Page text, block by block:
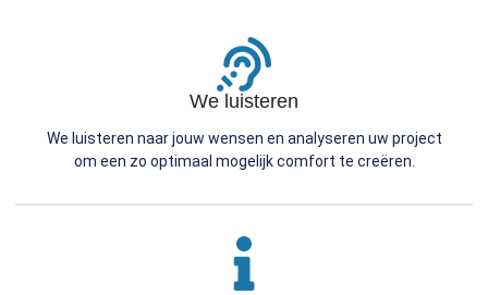
We luisteren
We luisteren naar jouw wensen en analyseren uw project
om een zo optimaal mogelijk comfort te creëren.